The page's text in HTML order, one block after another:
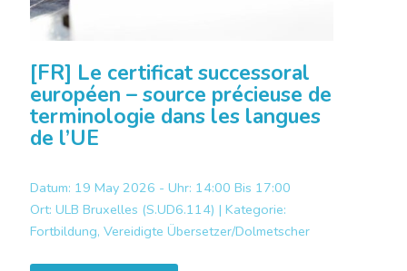
[FR] Le certificat successoral
européen – source précieuse de
terminologie dans les langues
de l’UE
Datum: 19 May 2026 - Uhr: 14:00 Bis 17:00
Ort: ULB Bruxelles (S.UD6.114) | Kategorie:
Fortbildung, Vereidigte Übersetzer/Dolmetscher